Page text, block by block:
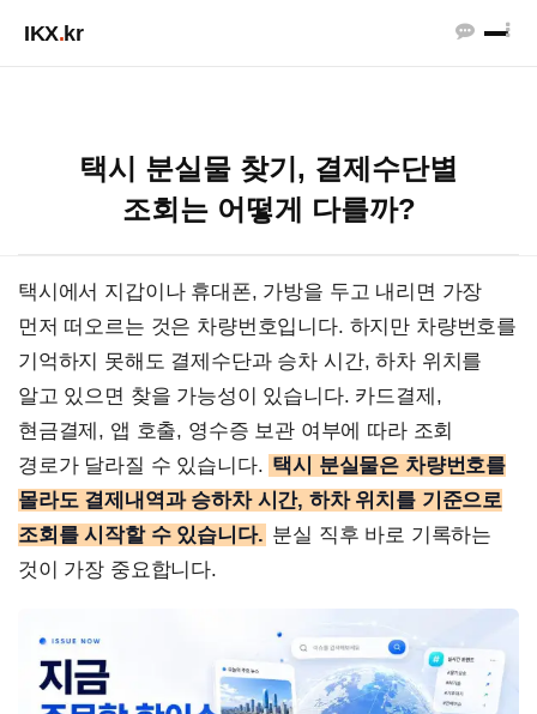
IKX.kr
택시 분실물 찾기, 결제수단별
조회는 어떻게 다를까?
택시에서 지갑이나 휴대폰, 가방을 두고 내리면 가장
먼저 떠오르는 것은 차량번호입니다. 하지만 차량번호를
기억하지 못해도 결제수단과 승차 시간, 하차 위치를
알고 있으면 찾을 가능성이 있습니다. 카드결제,
현금결제, 앱 호출, 영수증 보관 여부에 따라 조회
경로가 달라질 수 있습니다. 택시 분실물은 차량번호를
몰라도 결제내역과 승하차 시간, 하차 위치를 기준으로
조회를 시작할 수 있습니다. 분실 직후 바로 기록하는
것이 가장 중요합니다.